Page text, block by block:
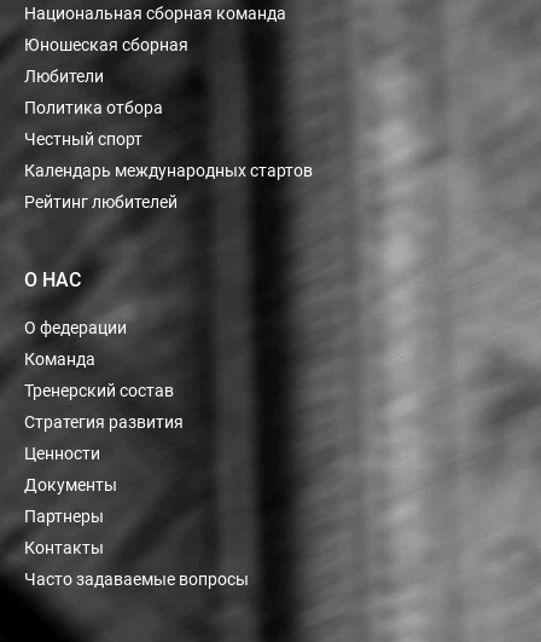
Национальная сборная команда
Юношеская сборная
Любители
Политика отбора
Честный спорт
Календарь международных стартов
Рейтинг любителей
О НАС
О федерации
Команда
Тренерский состав
Стратегия развития
Ценности
Документы
Партнеры
Контакты
Часто задаваемые вопросы